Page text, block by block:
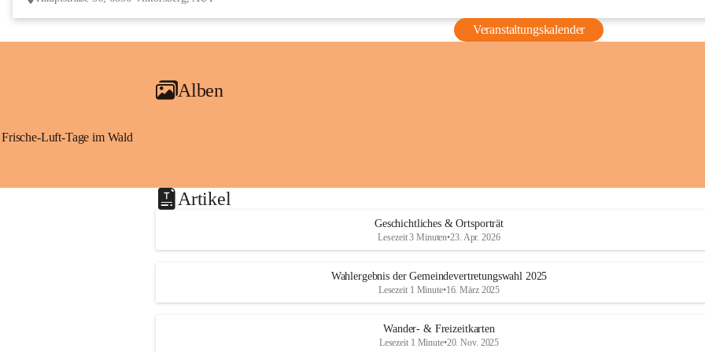
Veranstaltungskalender
Alben
Frische-Luft-Tage im Wald
Artikel
Geschichtliches & Ortsporträt
Lesezeit 3 Minuten•23. Apr. 2026
Wahlergebnis der Gemeindevertretungswahl 2025
Lesezeit 1 Minute•16. März 2025
Wander- & Freizeitkarten
Lesezeit 1 Minute•20. Nov. 2025